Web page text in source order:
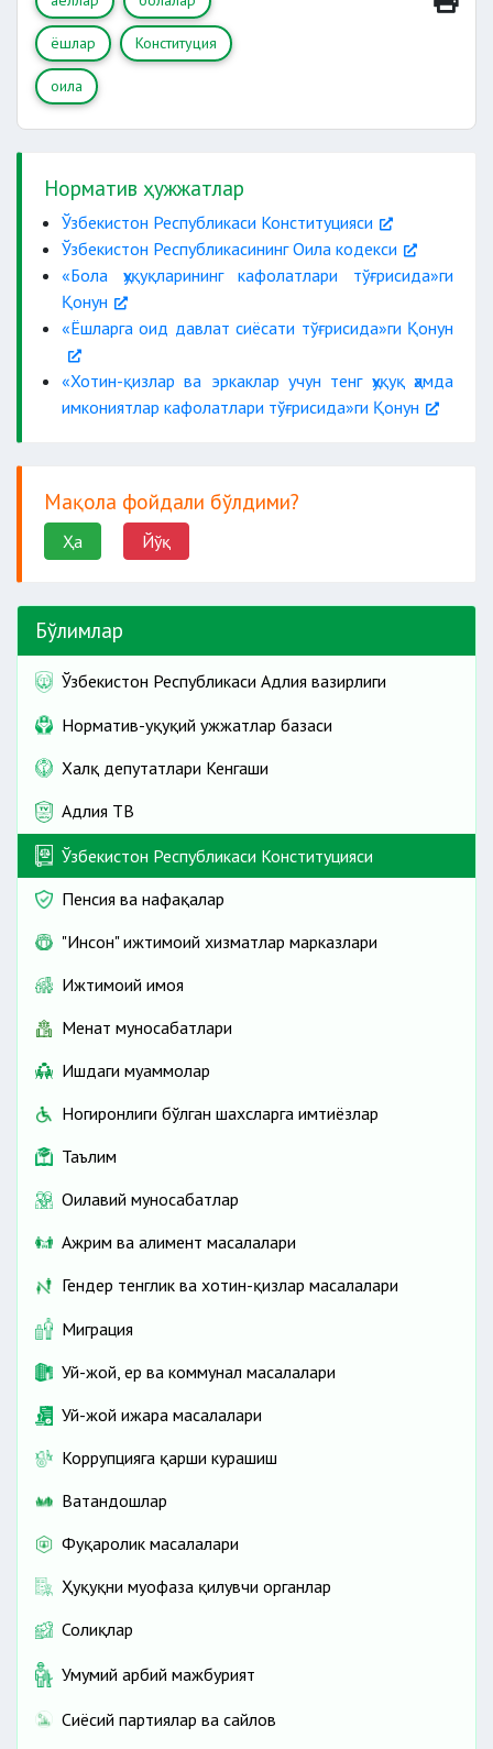
ёшлар Конституция
оила
Норматив ҳужжатлар
Ўзбекистон Республикаси Конституцияси
Ўзбекистон Республикасининг Оила кодекси
«Бола ҳуқуқларининг кафолатлари тўғрисида»ги
Қонун
«Ёшларга оид давлат сиёсати тўғрисида»ги Қонун
«Хотин-қизлар ва эркаклар учун тенг ҳуқуқ ҳамда
имкониятлар кафолатлари тўғрисида»ги Қонун
Мақола фойдали бўлдими?
Ҳа Йўқ
Бўлимлар
Ўзбекистон Республикаси Адлия вазирлиги
Норматив-ҳуқуқий ҳужжатлар базаси
Халқ депутатлари Кенгаши
Адлия ТВ
Ўзбекистон Республикаси Конституцияси
Пенсия ва нафақалар
"Инсон" ижтимоий хизматлар марказлари
Ижтимоий ҳимоя
Меҳнат муносабатлари
Ишдаги муаммолар
Ногиронлиги бўлган шахсларга имтиёзлар
Таълим
Оилавий муносабатлар
Ажрим ва алимент масалалари
Гендер тенглик ва хотин-қизлар масалалари
Миграция
Уй-жой, ер ва коммунал масалалари
Уй-жой ижара масалалари
Коррупцияга қарши курашиш
Ватандошлар
Фуқаролик масалалари
Ҳуқуқни муҳофаза қилувчи органлар
Солиқлар
Умумий ҳарбий мажбурият
Сиёсий партиялар ва сайлов